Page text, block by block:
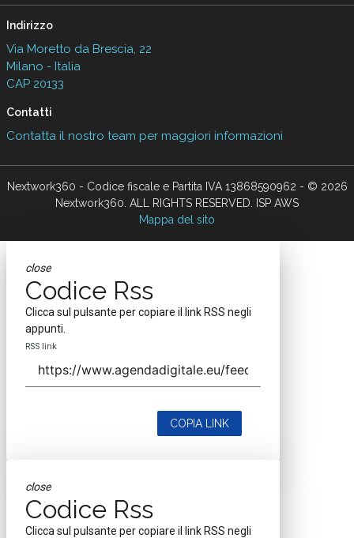
Indirizzo
Via Moretto da Brescia, 22
Milano - Italia
CAP 20133
Contatti
Contatta il nostro team per maggiori informazioni
Nextwork360 - Codice fiscale e Partita IVA 13868590962 - © 2026
Nextwork360. ALL RIGHTS RESERVED. ISP AWS
Mappa del sito
close
Codice Rss
Clicca sul pulsante per copiare il link RSS negli
appunti.
RSS link
COPIA LINK
close
Codice Rss
Clicca sul pulsante per copiare il link RSS negli